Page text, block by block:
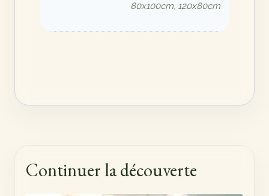
80x100cm, 120x80cm
Continuer la découverte